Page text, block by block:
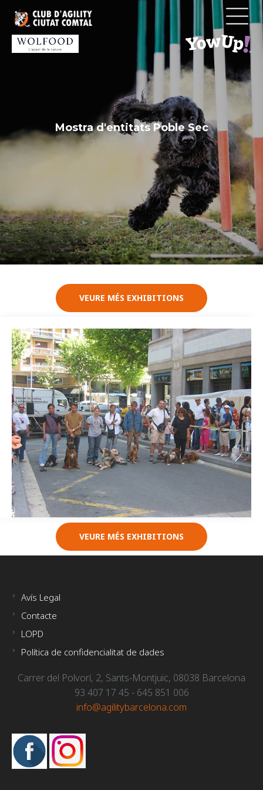
contingut
Mostra d'entitats Poble Sec
VEURE MÉS EXHIBITIONS
Imatge
VEURE MÉS EXHIBITIONS
Avís Legal
Contacte
LOPD
Política de confidencialitat de dades
Carrer del Polvorí, 2, Sants-Montjuïc, 08038 Barcelona
93 407 17 45 - 645 851 006
info@agilitybarcelona.com